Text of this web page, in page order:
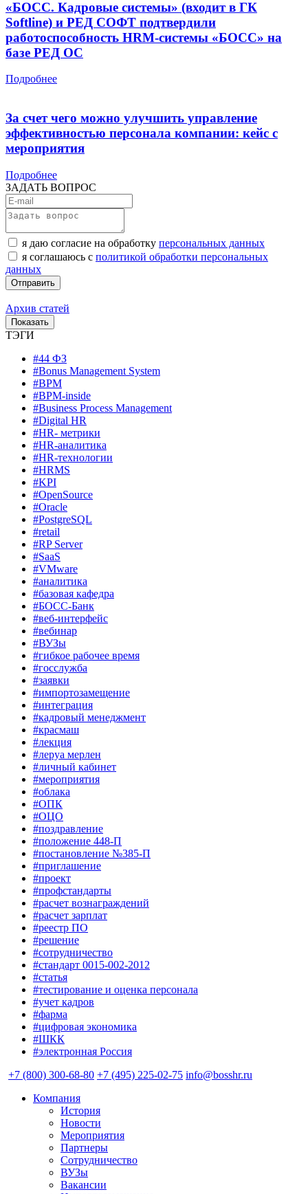
«БОСС. Кадровые системы» (входит в ГК
Softline) и РЕД СОФТ подтвердили
работоспособность HRM-системы «БОСС» на
базе РЕД ОС
Подробнее
За счет чего можно улучшить управление
эффективностью персонала компании: кейс с
мероприятия
Подробнее
ЗАДАТЬ ВОПРОС
я даю согласие на обработку персональных данных
я соглашаюсь с политикой обработки персональных
данных
Архив статей
ТЭГИ
#44 ФЗ
#Bonus Management System
#BPM
#BPM-inside
#Business Process Management
#Digital HR
#HR- метрики
#HR-аналитика
#HR-технологии
#HRMS
#KPI
#OpenSource
#Oracle
#PostgreSQL
#retail
#RP Server
#SaaS
#VMware
#аналитика
#базовая кафедра
#БОСС-Банк
#веб-интерфейс
#вебинар
#ВУЗы
#гибкое рабочее время
#госслужба
#заявки
#импортозамещение
#интеграция
#кадровый менеджмент
#красмаш
#лекция
#леруа мерлен
#личный кабинет
#мероприятия
#облака
#ОПК
#ОЦО
#поздравление
#положение 448-П
#постановление №385-П
#приглашение
#проект
#профстандарты
#расчет вознаграждений
#расчет зарплат
#реестр ПО
#решение
#сотрудничество
#стандарт 0015-002-2012
#статья
#тестирование и оценка персонала
#учет кадров
#фарма
#цифровая экономика
#ШКК
#электронная Россия
+7 (800) 300-68-80 +7 (495) 225-02-75 info@bosshr.ru
Компания
История
Новости
Мероприятия
Партнеры
Сотрудничество
ВУЗы
Вакансии